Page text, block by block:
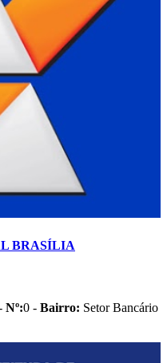
BRASÍLIA
Nº:0 - Bairro: Setor Bancário